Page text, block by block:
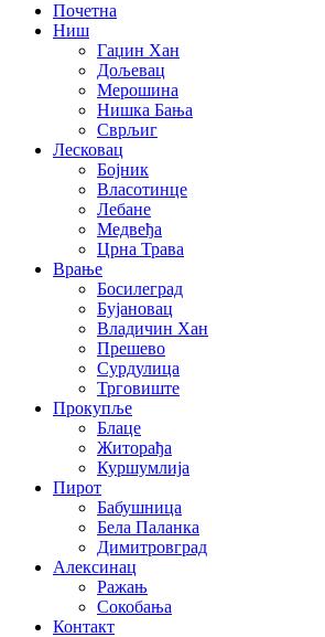
Почетна
Ниш
Гаџин Хан
Дољевац
Мерошина
Нишка Бања
Сврљиг
Лесковац
Бојник
Власотинце
Лебане
Медвеђа
Црна Трава
Врање
Босилеград
Бујановац
Владичин Хан
Прешево
Сурдулица
Трговиште
Прокупље
Блаце
Житорађа
Куршумлија
Пирот
Бабушница
Бела Паланка
Димитровград
Алексинац
Ражањ
Сокобања
Контакт